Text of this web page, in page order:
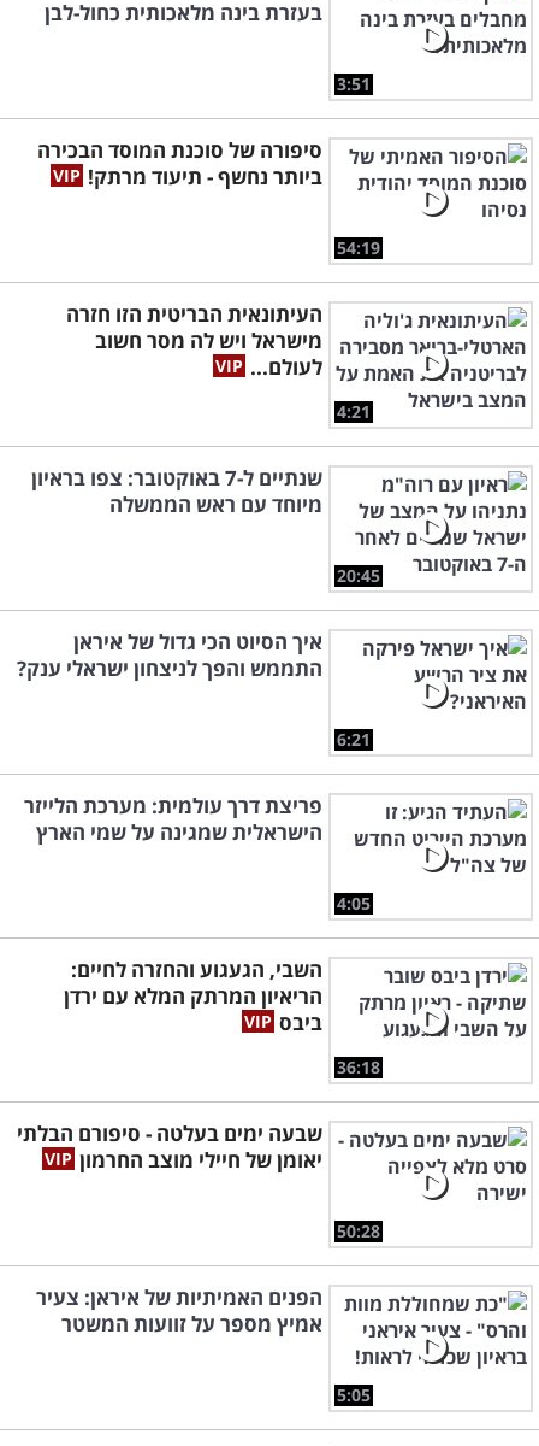
3:51
בעזרת בינה מלאכותית כחול-לבן
54:19
סיפורה של סוכנת המוסד הבכירה
ביותר נחשף - תיעוד מרתק!
4:21
העיתונאית הבריטית הזו חזרה
מישראל ויש לה מסר חשוב
לעולם...
20:45
שנתיים ל-7 באוקטובר: צפו בראיון
מיוחד עם ראש הממשלה
6:21
איך הסיוט הכי גדול של איראן
התממש והפך לניצחון ישראלי ענק?
4:05
פריצת דרך עולמית: מערכת הלייזר
הישראלית שמגינה על שמי הארץ
36:18
השבי, הגעגוע והחזרה לחיים:
הריאיון המרתק המלא עם ירדן
ביבס
50:28
שבעה ימים בעלטה - סיפורם הבלתי
יאומן של חיילי מוצב החרמון
5:05
הפנים האמיתיות של איראן: צעיר
אמיץ מספר על זוועות המשטר